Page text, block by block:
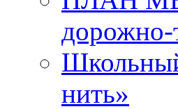
дорожно-
нить»